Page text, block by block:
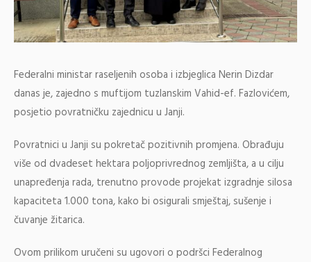
Federalni ministar raseljenih osoba i izbjeglica Nerin Dizdar
danas je, zajedno s muftijom tuzlanskim Vahid-ef. Fazlovićem,
posjetio povratničku zajednicu u Janji.
Povratnici u Janji su pokretač pozitivnih promjena. Obrađuju
više od dvadeset hektara poljoprivrednog zemljišta, a u cilju
unapređenja rada, trenutno provode projekat izgradnje silosa
kapaciteta 1.000 tona, kako bi osigurali smještaj, sušenje i
čuvanje žitarica.
Ovom prilikom uručeni su ugovori o podršci Federalnog